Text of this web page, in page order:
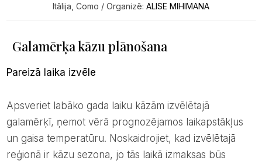
Itālija, Como / Organizē: ALISE MIHIMANA
Galamērķa kāzu plānošana
Pareizā laika izvēle
Apsveriet labāko gada laiku kāzām izvēlētajā
galamērķī, ņemot vērā prognozējamos laikapstākļus
un gaisa temperatūru. Noskaidrojiet, kad izvēlētajā
reģionā ir kāzu sezona, jo tās laikā izmaksas būs